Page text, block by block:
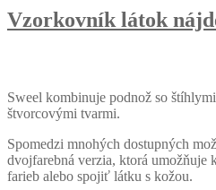
Vzorkovník látok
Sweel kombinuje podnož so
štvorcovými tvarmi.
Spomedzi mnohých dostupných
dvojfarebná verzia, ktorá
farieb alebo spojiť látku s kožou.